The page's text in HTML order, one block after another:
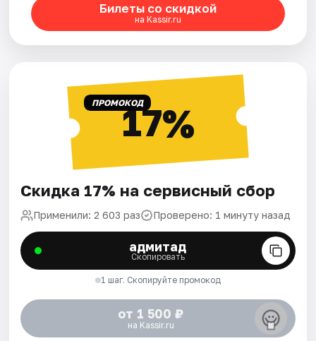
Билеты со скидкой
на Kassir.ru
ПРОМОКОД17%
Скидка 17% на сервисный сбор
Применили: 2 603 раз Проверено: 1 минуту назад
адмитад
Скопировать
1 шаг. Скопируйте промокод
от 1 500 ₽
на Kassir.ru